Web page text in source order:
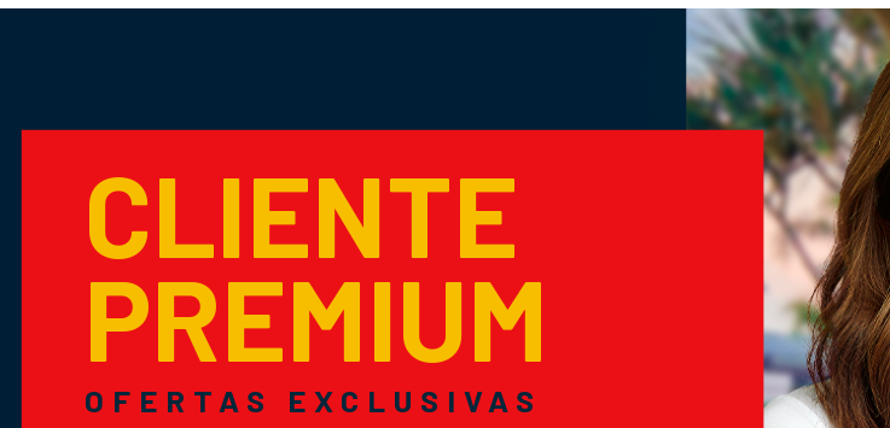
CLIENTE
PREMIUM
OFERTAS EXCLUSIVAS